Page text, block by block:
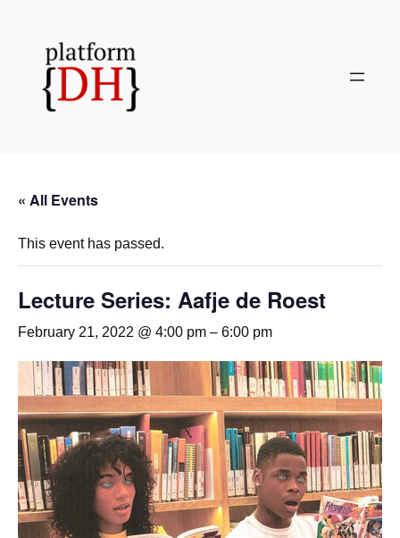
« All Events
This event has passed.
Lecture Series: Aafje de Roest
February 21, 2022 @ 4:00 pm – 6:00 pm